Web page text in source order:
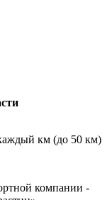
км (до 50 км)
компании -